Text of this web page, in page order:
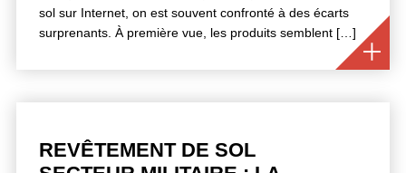
sol sur Internet, on est souvent confronté à des écarts
surprenants. À première vue, les produits semblent […]
REVÊTEMENT DE SOL